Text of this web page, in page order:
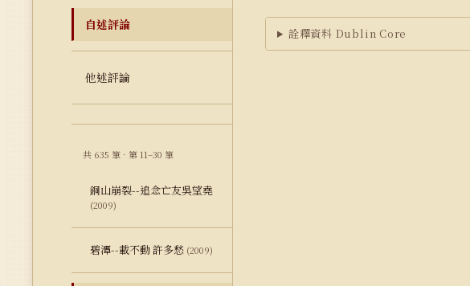
自述評論
他述評論
共 635 筆 · 第 11–30 筆
銅山崩裂--追念亡友吳望堯
(2009)
碧潭--載不動 許多愁 (2009)
詮釋資料 Dublin Core